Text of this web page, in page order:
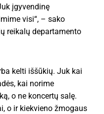
įgyvendinę
visi“, – sako
reikalų departamento
kelti iššūkių. Juk kai
kai norime
o ne koncertų salę.
o ir kiekvieno žmogaus